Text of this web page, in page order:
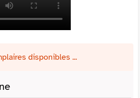
disponibles ...